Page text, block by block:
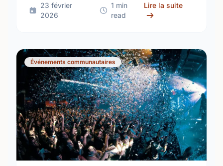
23 février
2026
1 min
read
Lire la suitesur
Événements communautaires